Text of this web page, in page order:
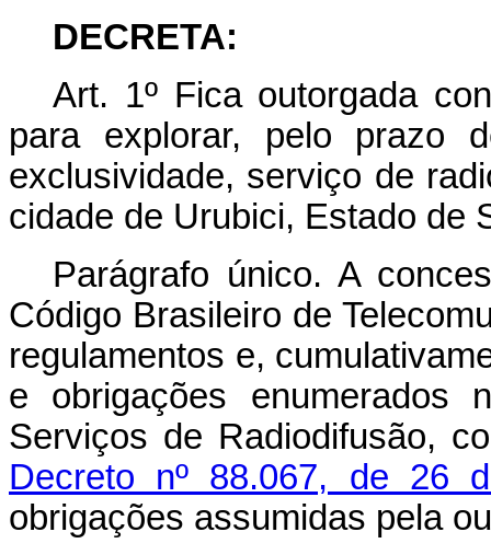
DECRETA:
Art. 1º Fica outorgada
para explorar, pelo prazo
exclusividade, serviço de
cidade de Urubici, Estado de
Parágrafo único. A
Código Brasileiro de
regulamentos e,
e obrigações enumerados
Serviços de Radiodifusão,
Decreto nº 88.067, de 26
obrigações assumidas pela